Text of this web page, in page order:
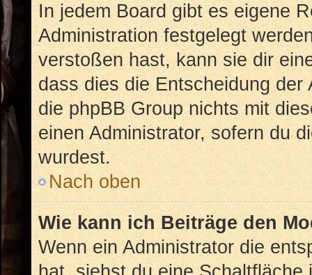
In jedem Board gibt es eigene
Administration festgelegt
verstoßen hast, kann sie dir
dass dies die Entscheidung
die phpBB Group nichts mit
einen Administrator, sofern du
wurdest.
Nach oben
Wie kann ich Beiträge den
Wenn ein Administrator die